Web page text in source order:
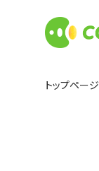
トップページ